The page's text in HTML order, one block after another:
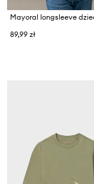
89,99 zł